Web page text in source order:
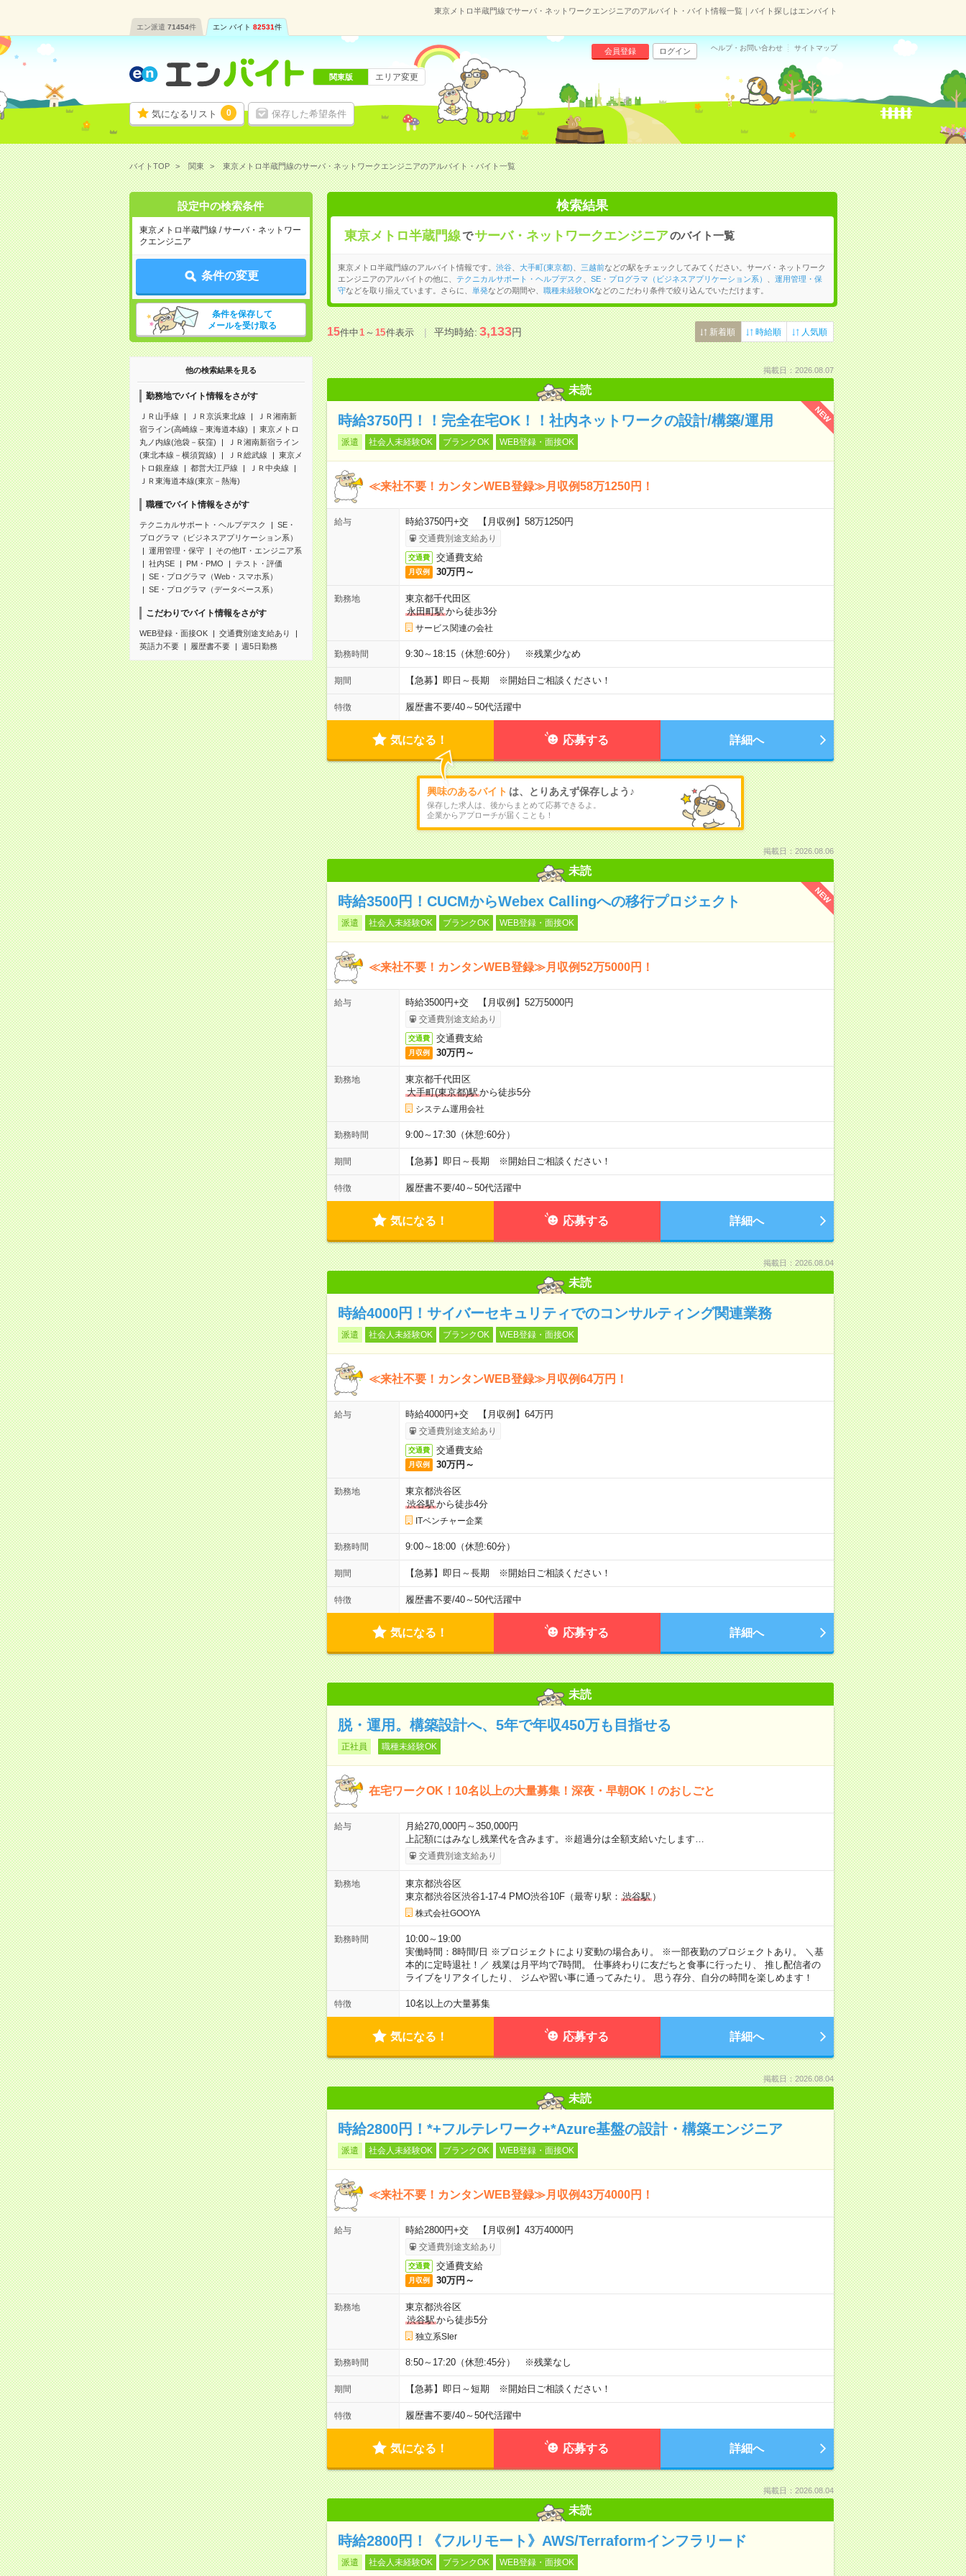
東京メトロ半蔵門線でサーバ・ネットワークエンジニアのアルバイト・バイト情報一覧｜バイト探しはエンバイト
エン派遣 71454件 エン バイト 82531件
気になるリスト 0 保存した希望条件
会員登録 ログイン ヘルプ・お問い合わせ サイトマップ
関東版 エリア変更
バイトTOP 関東 東京メトロ半蔵門線のサーバ・ネットワークエンジニアのアルバイト・バイト一覧
設定中の検索条件
東京メトロ半蔵門線 / サーバ・ネットワー
クエンジニア
条件の変更
条件を保存して
メールを受け取る
他の検索結果を見る
勤務地でバイト情報をさがす
ＪＲ山手線 ＪＲ京浜東北線
ＪＲ湘南新
宿ライン(高崎線－東海道本線)
東京メトロ
丸ノ内線(池袋－荻窪)
ＪＲ湘南新宿ライン
(東北本線－横須賀線)
ＪＲ総武線
東京メ
トロ銀座線
都営大江戸線
ＪＲ中央線
ＪＲ東海道本線(東京－熱海)
職種でバイト情報をさがす
テクニカルサポート・ヘルプデスク
SE・
プログラマ（ビジネスアプリケーション系）
運用管理・保守
その他IT・エンジニア系
社内SE
PM・PMO
テスト・評価
SE・プログラマ（Web・スマホ系）
SE・プログラマ（データベース系）
こだわりでバイト情報をさがす
WEB登録・面接OK
交通費別途支給あり
英語力不要
履歴書不要 週5日勤務
検索結果
東京メトロ半蔵門線でサーバ・ネットワークエンジニアのバイト一覧
東京メトロ半蔵門線のアルバイト情報です。 渋谷、 大手町(東京都) 三越前などの駅をチェックしてみてください。サーバ・ネットワーク
エンジニアのアルバイトの他に、 テクニカルサポート・ヘルプデスク SE・プログラマ（ビジネスアプリケーション系）
運用管理・保
守などを取り揃えています。さらに、 単発などの期間や、 職種未経験OKなどのこだわり条件で絞り込んでいただけます。
15件中1～15件表示 平均時給:3,133円 新着順 時給順 人気順
掲載日：2026.08.07
未読
NEW
時給3750円！！完全在宅OK！！社内ネットワークの設計/構築/運用
派遣 社会人未経験OK ブランクOK WEB登録・面接OK
≪来社不要！カンタンWEB登録≫月収例58万1250円！
給与 時給3750円+交 【月収例】58万1250円
交通費別途支給あり
交通費 交通費支給
月収例 30万円～
勤務地
東京都千代田区
永田町駅から徒歩3分
サービス関連の会社
勤務時間 9:30～18:15（休憩:60分） ※残業少なめ
期間 【急募】即日～長期 ※開始日ご相談ください！
特徴 履歴書不要/40～50代活躍中
気になる！ 応募する 詳細へ
興味のあるバイト は、とりあえず保存しよう♪
保存した求人は、後からまとめて応募できるよ。
企業からアプローチが届くことも！
掲載日：2026.08.06
未読
NEW
時給3500円！CUCMからWebex Callingへの移行プロジェクト
派遣 社会人未経験OK ブランクOK WEB登録・面接OK
≪来社不要！カンタンWEB登録≫月収例52万5000円！
給与 時給3500円+交 【月収例】52万5000円
交通費別途支給あり
交通費 交通費支給
月収例 30万円～
勤務地
東京都千代田区
大手町(東京都)駅から徒歩5分
システム運用会社
勤務時間 9:00～17:30（休憩:60分）
期間 【急募】即日～長期 ※開始日ご相談ください！
特徴 履歴書不要/40～50代活躍中
気になる！ 応募する 詳細へ
掲載日：2026.08.04
未読
時給4000円！サイバーセキュリティでのコンサルティング関連業務
派遣 社会人未経験OK ブランクOK WEB登録・面接OK
≪来社不要！カンタンWEB登録≫月収例64万円！
給与 時給4000円+交 【月収例】64万円
交通費別途支給あり
交通費 交通費支給
月収例 30万円～
勤務地
東京都渋谷区
渋谷駅から徒歩4分
ITベンチャー企業
勤務時間 9:00～18:00（休憩:60分）
期間 【急募】即日～長期 ※開始日ご相談ください！
特徴 履歴書不要/40～50代活躍中
気になる！ 応募する 詳細へ
未読
脱・運用。構築設計へ、5年で年収450万も目指せる
正社員 職種未経験OK
在宅ワークOK！10名以上の大量募集！深夜・早朝OK！のおしごと
給与
月給270,000円～350,000円
上記額にはみなし残業代を含みます。※超過分は全額支給いたします…
交通費別途支給あり
勤務地
東京都渋谷区
東京都渋谷区渋谷1-17-4 PMO渋谷10F（最寄り駅： 渋谷駅）
株式会社GOOYA
勤務時間
10:00～19:00
実働時間：8時間/日 ※プロジェクトにより変動の場合あり。 ※一部夜勤のプロジェクトあり。 ＼基
本的に定時退社！／ 残業は月平均で7時間。 仕事終わりに友だちと食事に行ったり、 推し配信者の
ライブをリアタイしたり、 ジムや習い事に通ってみたり。 思う存分、自分の時間を楽しめます！
特徴 10名以上の大量募集
気になる！ 応募する 詳細へ
掲載日：2026.08.04
未読
時給2800円！*+フルテレワーク+*Azure基盤の設計・構築エンジニア
派遣 社会人未経験OK ブランクOK WEB登録・面接OK
≪来社不要！カンタンWEB登録≫月収例43万4000円！
給与 時給2800円+交 【月収例】43万4000円
交通費別途支給あり
交通費 交通費支給
月収例 30万円～
勤務地
東京都渋谷区
渋谷駅から徒歩5分
独立系SIer
勤務時間 8:50～17:20（休憩:45分） ※残業なし
期間 【急募】即日～短期 ※開始日ご相談ください！
特徴 履歴書不要/40～50代活躍中
気になる！ 応募する 詳細へ
掲載日：2026.08.04
未読
時給2800円！《フルリモート》AWS/Terraformインフラリード
派遣 社会人未経験OK ブランクOK WEB登録・面接OK